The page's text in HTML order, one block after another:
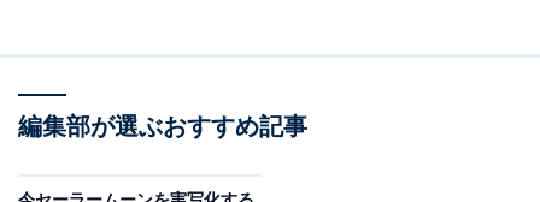
編集部が選ぶおすすめ記事